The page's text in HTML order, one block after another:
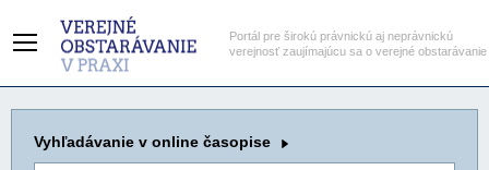
Portál pre širokú právnickú aj neprávnickú
verejnosť zaujímajúcu sa o verejné obstarávanie
Vyhľadávanie v online časopise